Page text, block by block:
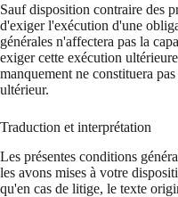
Sauf disposition contraire des
d'exiger l'exécution d'une
générales n'affectera pas la
exiger cette exécution
manquement ne constituera
ultérieur.
Traduction et interprétation
Les présentes conditions
les avons mises à votre
qu'en cas de litige, le texte